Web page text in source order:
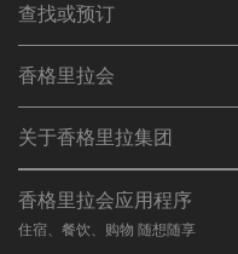
查找或预订
查找预订
餐厅与酒吧
香格里拉会
加入香格里拉会
常见问题
联络我们
关于香格里拉集团
我们的酒店品牌
香格里拉中心
职业发展
企业社会责任
香格里拉会应用程序
住宿、餐饮、购物 随想随享